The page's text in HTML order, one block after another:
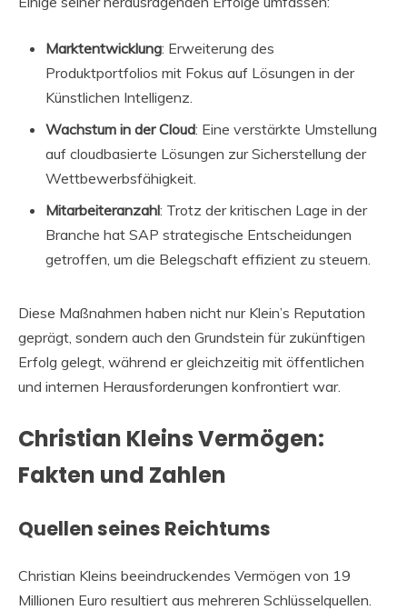
Marktentwicklung: Erweiterung des
Produktportfolios mit Fokus auf Lösungen in der
Künstlichen Intelligenz.
Wachstum in der Cloud: Eine verstärkte Umstellung
auf cloudbasierte Lösungen zur Sicherstellung der
Wettbewerbsfähigkeit.
Mitarbeiteranzahl: Trotz der kritischen Lage in der
Branche hat SAP strategische Entscheidungen
getroffen, um die Belegschaft effizient zu steuern.
Diese Maßnahmen haben nicht nur Klein’s Reputation
geprägt, sondern auch den Grundstein für zukünftigen
Erfolg gelegt, während er gleichzeitig mit öffentlichen
und internen Herausforderungen konfrontiert war.
Christian Kleins Vermögen:
Fakten und Zahlen
Quellen seines Reichtums
Christian Kleins beeindruckendes Vermögen von 19
Millionen Euro resultiert aus mehreren Schlüsselquellen.